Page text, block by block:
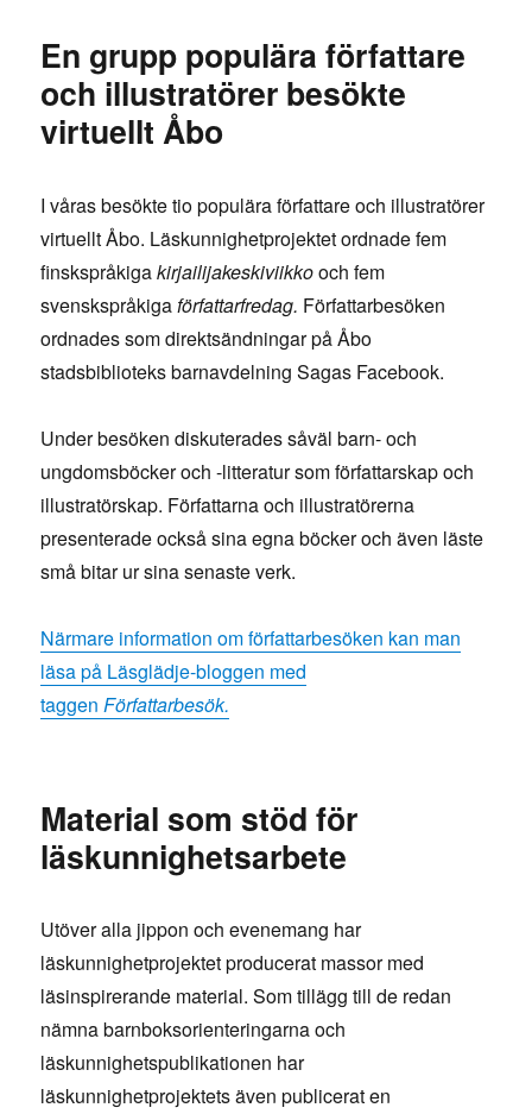
En grupp populära författare
och illustratörer besökte
virtuellt Åbo
I våras besökte tio populära författare och illustratörer
virtuellt Åbo. Läskunnighetprojektet ordnade fem
finskspråkigakirjailijakeskiviikkooch fem
svenskspråkigaförfattarfredag. Författarbesöken
ordnades som direktsändningar på Åbo
stadsbiblioteks barnavdelning Sagas Facebook.
Under besöken diskuterades såväl barn- och
ungdomsböcker och -litteratur som författarskap och
illustratörskap. Författarna och illustratörerna
presenterade också sina egna böcker och även läste
små bitar ur sina senaste verk.
Närmare information om författarbesöken kan man
läsa på Läsglädje-bloggen med
taggenFörfattarbesök.
Material som stöd för
läskunnighetsarbete
Utöver alla jippon och evenemang har
läskunnighetprojektet producerat massor med
läsinspirerande material. Som tillägg till de redan
nämna barnboksorienteringarna och
läskunnighetspublikationen har
läskunnighetprojektets även publicerat en